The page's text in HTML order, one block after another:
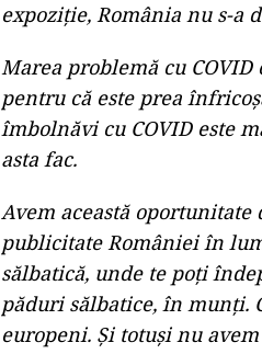
expoziție, România nu s-a
Marea problemă cu
pentru că este prea
îmbolnăvi cu COVID este
asta fac.
Avem această oportunitate
publicitate României în
sălbatică, unde te poți
păduri sălbatice, în munți.
europeni. Și totuși nu